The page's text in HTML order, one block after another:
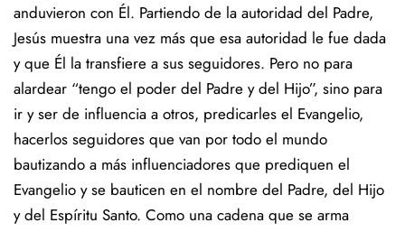
anduvieron con Él. Partiendo de la autoridad del Padre,
Jesús muestra una vez más que esa autoridad le fue dada
y que Él la transfiere a sus seguidores. Pero no para
alardear “tengo el poder del Padre y del Hijo”, sino para
ir y ser de influencia a otros, predicarles el Evangelio,
hacerlos seguidores que van por todo el mundo
bautizando a más influenciadores que prediquen el
Evangelio y se bauticen en el nombre del Padre, del Hijo
y del Espíritu Santo. Como una cadena que se arma